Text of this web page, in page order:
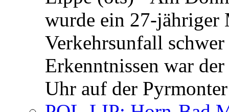
wurde ein 27-jähriger
Verkehrsunfall
Erkenntnissen war
Uhr auf der